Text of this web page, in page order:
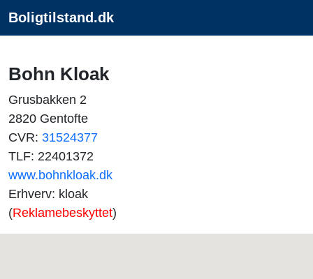
Boligtilstand.dk
Bohn Kloak
Grusbakken 2
2820 Gentofte
CVR: 31524377
TLF: 22401372
www.bohnkloak.dk
Erhverv: kloak
(Reklamebeskyttet)